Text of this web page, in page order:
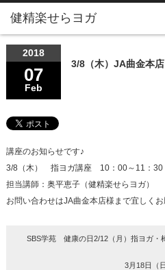
2018
07
Feb
3/8（木）JA曲金本
講座のお知らせです♪
3/8（木） 指ヨガ講座 10：00～11：
担当講師：奥平恵子（健精楽せらヨガ
お問い合わせはJA曲金本店様まで宜しくお
SBS学苑 健康の日2/12（月）指ヨガ・
3月18日（